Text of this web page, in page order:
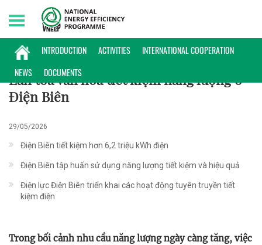
INTRODUCTION ACTIVITIES
INTERNATIONAL COOPERATION
NEWS
DOCUMENTS
Saturday, 08/08/2026 | 08:46 GMT+7
ĐIỂN HÌNH
Lan tỏa văn hóa tiết kiệm năng lượng ở
Điện Biên
29/05/2026
Điện Biên tiết kiệm hơn 6,2 triệu kWh điện
Điện Biên tập huấn sử dụng năng lượng tiết kiệm và hiệu quả
Điện lực Điện Biên triển khai các hoạt động tuyên truyền tiết
kiệm điện
Trong bối cảnh nhu cầu năng lượng ngày càng tăng, việc